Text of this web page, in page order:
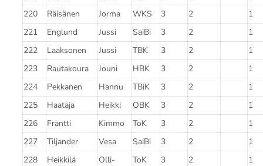
220
Räisänen Jorma WKS 3 2
1
221
Englund Jussi SaiBi 3 2
1
222
Laaksonen Jussi TBK 3 2
1
223
Rautakoura Jouni HBK 3 2
1
224
Pekkanen Hannu TBiK 3 2
1
225
Haataja Heikki OBK 3 2
1
226
Frantti Kimmo ToK 3 2
1
227
Tiljander Vesa SaiBi 3 2
1
228
Heikkilä
Olli-
ToK 3 2 1